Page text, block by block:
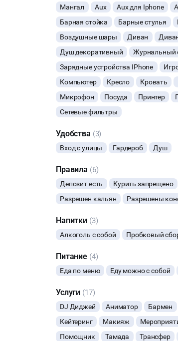
Мангал Aux Aux для Iphone
Барная стойка
Барные стулья
Воздушные шары
Диван
Душ декоративный
Журнальный
Зарядные устройства IPhone
Компьютер
Кресло Кровать
Микрофон
Посуда Принтер
Сетевые фильтры
Удобства (3)
Вход с улицы Гардероб Душ
Правила (6)
Депозит есть Курить запрещено
Разрешен кальян
Разрешены
Напитки (3)
Алкоголь с собой Пробковый
Питание (4)
Еда по меню Еду можно с собой
Услуги (17)
DJ Диджей Аниматор Бармен
Кейтеринг
Макияж
Помощник
Тамада Трансфер